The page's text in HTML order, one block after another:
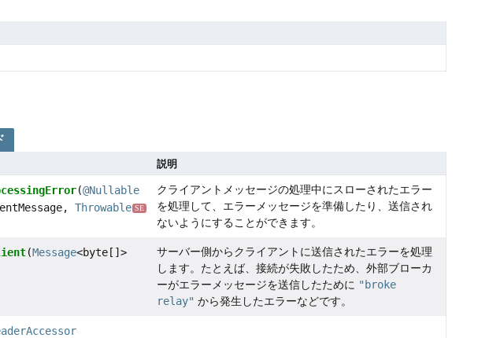
説明
(@Nullable
Throwable SE
クライアントメッセージの処理中にスローされたエラー
を処理して、エラーメッセージを準備したり、送信され
ないようにすることができます。
(Message<byte[]>
サーバー側からクライアントに送信されたエラーを処理
します。たとえば、接続が失敗したため、外部ブローカ
ーがエラーメッセージを送信したために "broke
relay" から発生したエラーなどです。